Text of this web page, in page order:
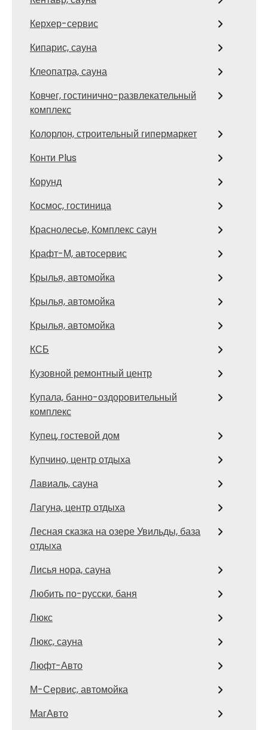
Керхер-сервис
Кипарис, сауна
Клеопатра, сауна
Ковчег, гостинично-развлекательный
комплекс
Колорлон, строительный гипермаркет
Конти Plus
Корунд
Космос, гостиница
Краснолесье, Комплекс саун
Крафт-М, автосервис
Крылья, автомойка
Крылья, автомойка
Крылья, автомойка
КСБ
Кузовной ремонтный центр
Купала, банно-оздоровительный
комплекс
Купец, гостевой дом
Купчино, центр отдыха
Лавиаль, сауна
Лагуна, центр отдыха
Лесная сказка на озере Увильды, база
отдыха
Лисья нора, сауна
Любить по-русски, баня
Люкс
Люкс, сауна
Люфт-Авто
М-Сервис, автомойка
МагАвто